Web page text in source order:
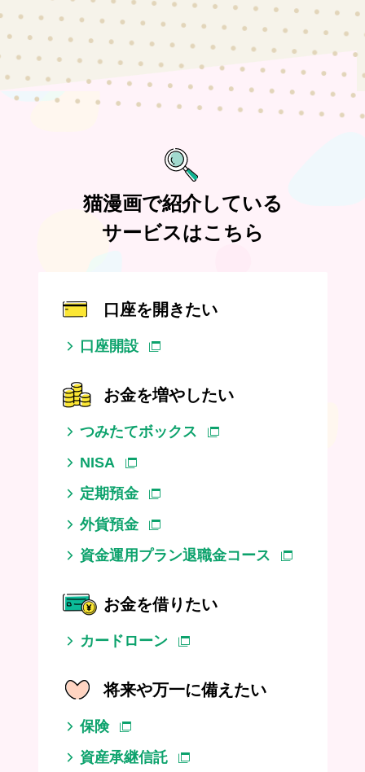
猫漫画で紹介している
サービスはこちら
口座を開きたい
口座開設
お金を増やしたい
つみたてボックス
NISA
定期預金
外貨預金
資金運用プラン退職金コース
お金を借りたい
カードローン
将来や万一に備えたい
保険
資産承継信託